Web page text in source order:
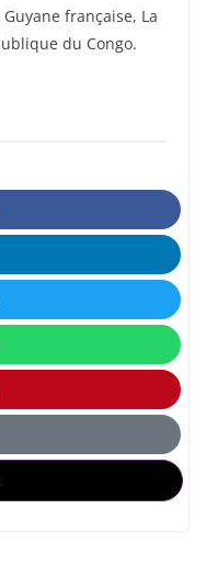
française, La
du Congo.